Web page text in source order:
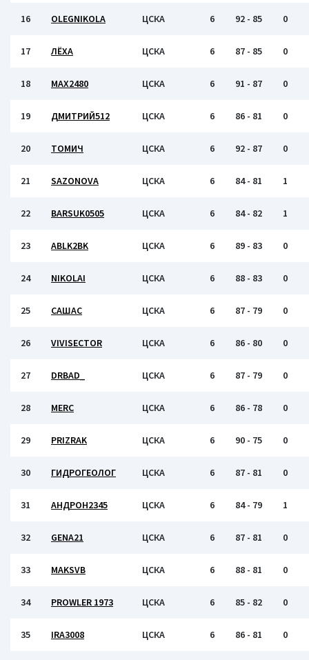
16 OLEGNIKOLA ЦСКА 6 92 - 85 0
17 ЛЁХА ЦСКА 6 87 - 85 0
18 MAX2480 ЦСКА 6 91 - 87 0
19 ДМИТРИЙ512 ЦСКА 6 86 - 81 0
20 ТОМИЧ ЦСКА 6 92 - 87 0
21 SAZONOVA ЦСКА 6 84 - 81 1
22 BARSUK0505 ЦСКА 6 84 - 82 1
23 ABLK2BK ЦСКА 6 89 - 83 0
24 NIKOLAI ЦСКА 6 88 - 83 0
25 САШАС ЦСКА 6 87 - 79 0
26 VIVISECTOR ЦСКА 6 86 - 80 0
27 DRBAD_ ЦСКА 6 87 - 79 0
28 MERC ЦСКА 6 86 - 78 0
29 PRIZRAK ЦСКА 6 90 - 75 0
30 ГИДРОГЕОЛОГ ЦСКА 6 87 - 81 0
31 АНДРОН2345 ЦСКА 6 84 - 79 1
32 GENA21 ЦСКА 6 87 - 81 0
33 MAKSVB ЦСКА 6 88 - 81 0
34 PROWLER 1973 ЦСКА 6 85 - 82 0
35 IRA3008 ЦСКА 6 86 - 81 0